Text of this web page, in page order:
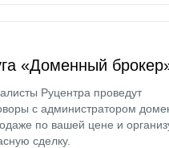
«Доменный
Руцентра проведут
с администратором
по вашей цене и
сделку.